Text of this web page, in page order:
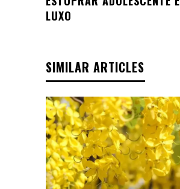
LUXO
SIMILAR ARTICLES